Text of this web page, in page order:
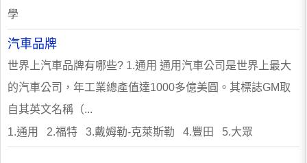
學
汽車品牌
世界上汽車品牌有哪些? 1.通用 通用汽車公司是世界上最大
的汽車公司，年工業總產值達1000多億美圓。其標誌GM取
自其英文名稱（...
1.通用 2.福特 3.戴姆勒-克萊斯勒 4.豐田 5.大眾